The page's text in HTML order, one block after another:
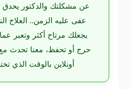
عن مشكلتك والدكتور يحدق
عفى عليه الزمن.. العلاج
يجعلك مرتاح أكثر وتعبر
حرج أو تحفظ، معنا تحدث
أونلاين بالوقت الذي